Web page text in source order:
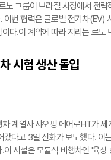
노 그룹이 브라질 시장에서 전략
번 협력은 글로벌 전기차(EV)
다.이 계약에 따라 지리는 르노
다. 지리는 소액 주주로서 르노
게 되었다. 브라질 남부에 위치
의 핵심 거점이 된다. 이 공장은
시험 생산 돌입
계열사 샤오펑 에어로HT가 세
다고 3일 신화가 보도했다. 이
시설은 모듈식 비행차인 '육상